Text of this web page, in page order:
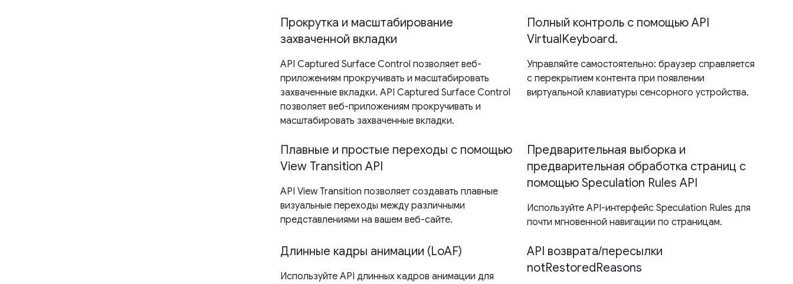
Прокрутка и масштабирование
захваченной вкладки
API Captured Surface Control позволяет веб-
приложениям прокручивать и масштабировать
захваченные вкладки. API Captured Surface Control
позволяет веб-приложениям прокручивать и
масштабировать захваченные вкладки.
Полный контроль с помощью API
VirtualKeyboard.
Управляйте самостоятельно: браузер справляется
с перекрытием контента при появлении
виртуальной клавиатуры сенсорного устройства.
Плавные и простые переходы с помощью
View Transition API
API View Transition позволяет создавать плавные
визуальные переходы между различными
представлениями на вашем веб-сайте.
Предварительная выборка и
предварительная обработка страниц с
помощью Speculation Rules API
Используйте API-интерфейс Speculation Rules для
почти мгновенной навигации по страницам.
Длинные кадры анимации (LoAF)
Используйте API длинных кадров анимации для
API возврата/пересылки
notRestoredReasons